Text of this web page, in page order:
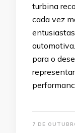
turbina
cada vez
para o
7 DE